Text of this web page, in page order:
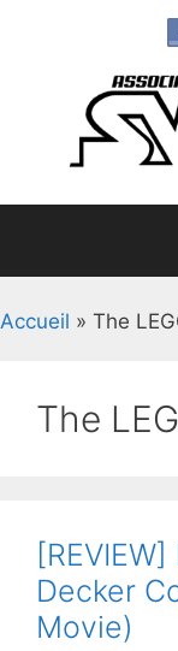
Accueil » The
The
Decker
Movie)